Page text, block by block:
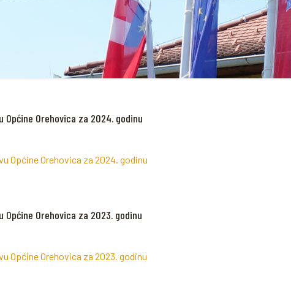
Orehovica za 2024. godinu
Općine Orehovica za 2024. godinu
Orehovica za 2023. godinu
Općine Orehovica za 2023. godinu